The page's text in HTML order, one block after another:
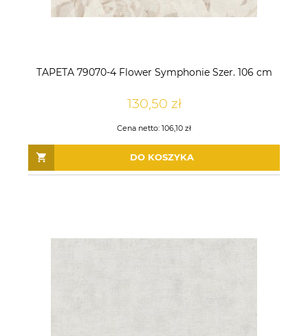
TAPETA 79070-4 Flower Symphonie Szer. 106 cm
130,50 zł
Cena netto: 106,10 zł
DO KOSZYKA